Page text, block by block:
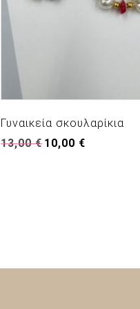
Γυναικεία σκουλαρίκια
13,00€ Original
10,00 €